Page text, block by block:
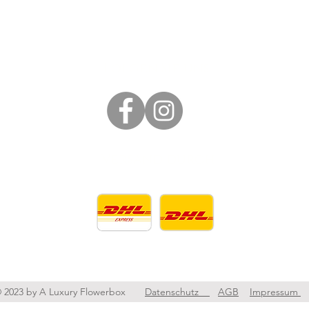
2023 by A Luxury Flowerbox Datenschutz AGB Impressum